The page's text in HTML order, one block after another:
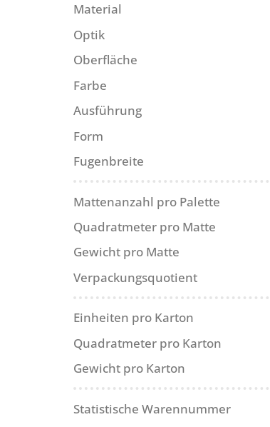
Material
Optik
Oberfläche
Farbe
Ausführung
Form
Fugenbreite
Mattenanzahl pro Palette
Quadratmeter pro Matte
Gewicht pro Matte
Verpackungsquotient
Einheiten pro Karton
Quadratmeter pro Karton
Gewicht pro Karton
Statistische Warennummer